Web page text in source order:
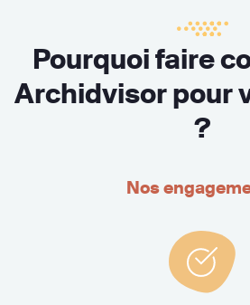
Pourquoi faire
Archidvisor pour
?
Nos